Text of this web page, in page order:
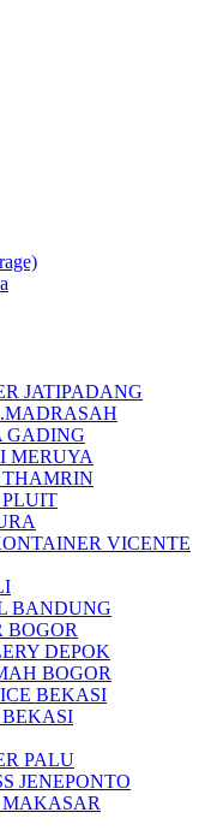
JATIPADANG
GADING
MERUYA
VICENTE
BANDUNG
DEPOK
BOGOR
BEKASI
PALU
JENEPONTO